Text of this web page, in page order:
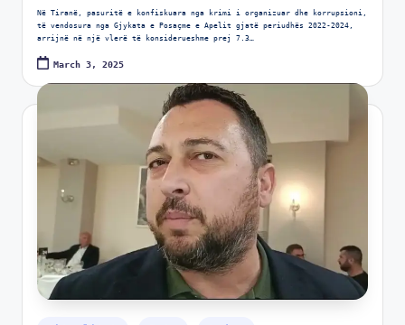
Në Tiranë, pasuritë e konfiskuara nga krimi i organizuar dhe korrupsioni,
të vendosura nga Gjykata e Posaçme e Apelit gjatë periudhës 2022-2024,
arrijnë në një vlerë të konsiderueshme prej 7.3…
March 3, 2025